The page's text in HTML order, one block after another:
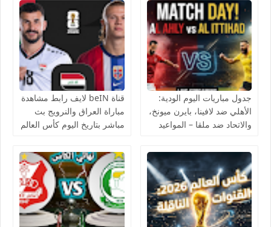
جدول مباريات اليوم الودية:
الأهلي ضد لافينا، بايرن ميونخ،
والاتحاد ضد ملقا – المواعيد
قناة beIN لايف رابط مشاهدة
مباراة العراق والنرويج بث
مباشر بتاريخ اليوم كأس العالم